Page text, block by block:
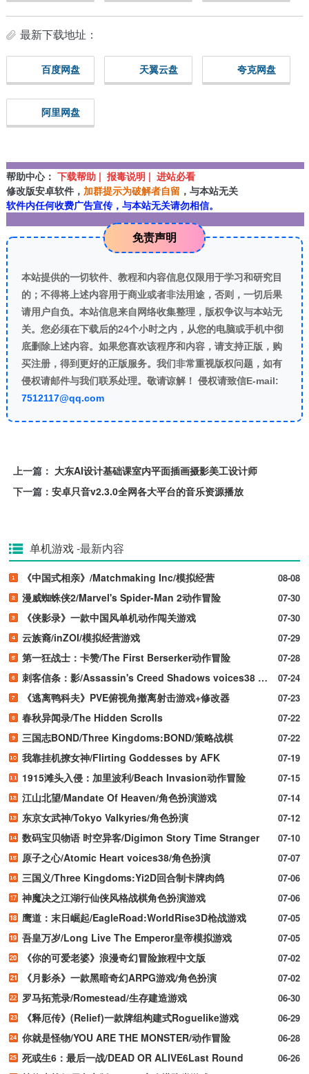
最新下载地址：
百度网盘 天翼云盘 夸克网盘
阿里网盘
帮助中心： 下载帮助 | 报毒说明 | 进站必看
修改版安卓软件， 加群提示为破解者自留 ，与本站无关
软件内任何收费广告宣传，与本站无关请勿相信。
免责声明
本站提供的一切软件、教程和内容信息仅限用于学习和研究目
的；不得将上述内容用于商业或者非法用途，否则，一切后果
请用户自负。本站信息来自网络收集整理，版权争议与本站无
关。您必须在下载后的24个小时之内，从您的电脑或手机中彻
底删除上述内容。如果您喜欢该程序和内容，请支持正版，购
买注册，得到更好的正版服务。我们非常重视版权问题，如有
侵权请邮件与我们联系处理。敬请谅解！ 侵权请致信E-mail:
7512117@qq.com
上一篇： 大东AI设计基础课室内平面插画摄影美工设计师
下一篇： 安卓只音v2.3.0全网各大平台的音乐资源播放
单机游戏-最新内容
08-08
《中国式相亲》/Matchmaking Inc/模拟经营
07-30
漫威蜘蛛侠2/Marvel's Spider-Man 2动作冒险
07-30
《侠影录》一款中国风单机动作闯关游戏
07-29
云族裔/inZOI/模拟经营游戏
07-28
第一狂战士：卡赞/The First Berserker动作冒险
07-24
刺客信条：影/Assassin's Creed Shadows voices38 新游发布
07-23
《逃离鸭科夫》PVE俯视角撤离射击游戏+修改器
07-22
春秋异闻录/The Hidden Scrolls
07-22
三国志BOND/Three Kingdoms:BOND/策略战棋
07-19
我靠挂机撩女神/Flirting Goddesses by AFK
07-15
1915滩头入侵：加里波利/Beach Invasion动作冒险
07-14
江山北望/Mandate Of Heaven/角色扮演游戏
07-12
东京女武神/Tokyo Valkyries/角色扮演
07-10
数码宝贝物语 时空异客/Digimon Story Time Stranger
07-07
原子之心/Atomic Heart voices38/角色扮演
07-06
三国义/Three Kingdoms:Yi2D回合制卡牌肉鸽
07-06
神魔决之江湖行仙侠风格战棋角色扮演游戏
07-05
鹰道：末日崛起/EagleRoad:WorldRise3D枪战游戏
07-05
吾皇万岁/Long Live The Emperor皇帝模拟游戏
07-02
《你的可爱老婆》浪漫奇幻冒险旅程中文版
07-02
《月影杀》一款黑暗奇幻ARPG游戏/角色扮演
06-30
罗马拓荒录/Romestead/生存建造游戏
06-29
《释厄传》(Relief)一款牌组构建式Roguelike游戏
06-28
你就是怪物/YOU ARE THE MONSTER/动作冒险
06-26
死或生6：最后一战/DEAD OR ALIVE6Last Round